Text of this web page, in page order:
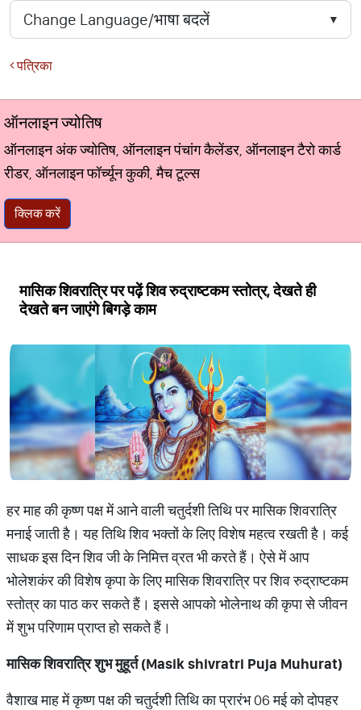
पत्रिका
ऑनलाइन ज्योतिष
ऑनलाइन अंक ज्योतिष, ऑनलाइन पंचांग कैलेंडर, ऑनलाइन टैरो कार्ड
रीडर, ऑनलाइन फॉर्च्यून कुकी, मैच टूल्स
क्लिक करें
मासिक शिवरात्रि पर पढ़ें शिव रुद्राष्टकम स्तोत्र, देखते ही
देखते बन जाएंगे बिगड़े काम
हर माह की कृष्ण पक्ष में आने वाली चतुर्दशी तिथि पर मासिक शिवरात्रि
मनाई जाती है। यह तिथि शिव भक्तों के लिए विशेष महत्व रखती है। कई
साधक इस दिन शिव जी के निमित्त व्रत भी करते हैं। ऐसे में आप
भोलेशकंर की विशेष कृपा के लिए मासिक शिवरात्रि पर शिव रुद्राष्टकम
स्तोत्र का पाठ कर सकते हैं। इससे आपको भोलेनाथ की कृपा से जीवन
में शुभ परिणाम प्राप्त हो सकते हैं।
मासिक शिवरात्रि शुभ मुहूर्त (Masik shivratri Puja Muhurat)
वैशाख माह में कृष्ण पक्ष की चतुर्दशी तिथि का प्रारंभ 06 मई को दोपहर